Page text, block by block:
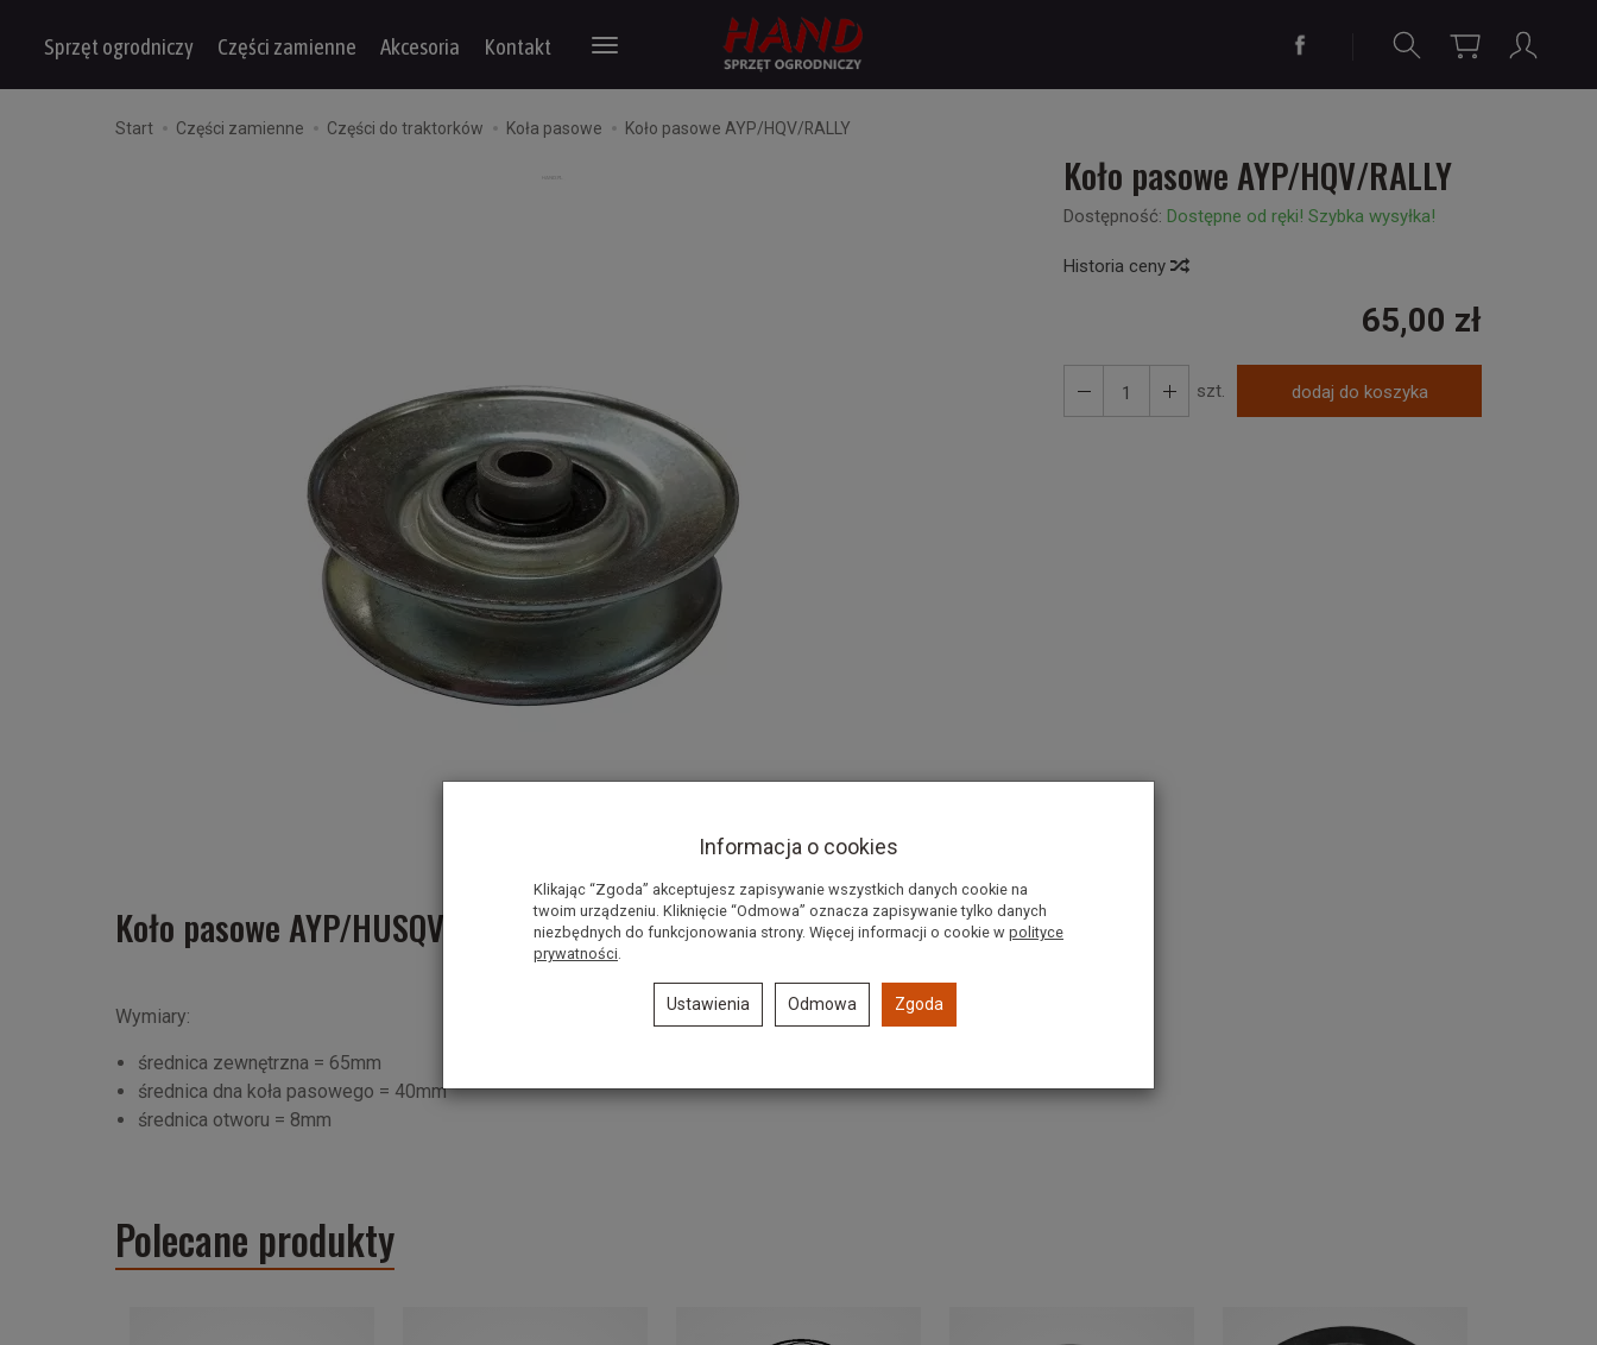
Sprzęt ogrodniczy Części zamienne Akcesoria Kontakt
Start Części zamienne Części do traktorków Koła pasowe Koło pasowe AYP/HQV/RALLY
Koło pasowe AYP/HQV/RALLY
Dostępność: Dostępne od ręki! Szybka wysyłka!
Historia ceny
65,00 zł
szt. dodaj do koszyka
Koło pasowe AYP/HUSQVARNA/RALLY
Wymiary:
średnica zewnętrzna = 65mm
średnica dna koła pasowego = 40mm
średnica otworu = 8mm
Polecane produkty
Informacja o cookies
Klikając “Zgoda” akceptujesz zapisywanie wszystkich danych cookie na
twoim urządzeniu. Kliknięcie “Odmowa” oznacza zapisywanie tylko danych
niezbędnych do funkcjonowania strony. Więcej informacji o cookie w polityce
prywatności
Ustawienia Odmowa Zgoda